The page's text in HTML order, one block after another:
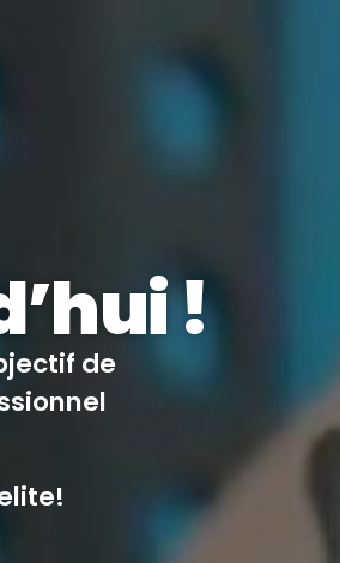
!
de